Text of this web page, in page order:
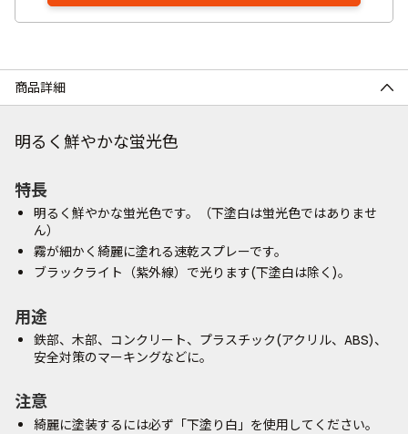
商品詳細
明るく鮮やかな蛍光色
特長
明るく鮮やかな蛍光色です。（下塗白は蛍光色ではありませ
ん）
霧が細かく綺麗に塗れる速乾スプレーです。
ブラックライト（紫外線）で光ります(下塗白は除く)。
用途
鉄部、木部、コンクリート、プラスチック(アクリル、ABS)、
安全対策のマーキングなどに。
注意
綺麗に塗装するには必ず「下塗り白」を使用してください。